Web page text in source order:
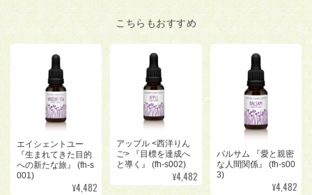
こちらもおすすめ
エイシェントユー
『生まれてきた目的
への新たな旅』 (fh-s
001)
¥4,482
アップル <西洋りん
ご> 『目標を達成へ
と導く』 (fh-s002)
¥4,482
バルサム 『愛と親密
な人間関係』 (fh-s00
3)
¥4,482